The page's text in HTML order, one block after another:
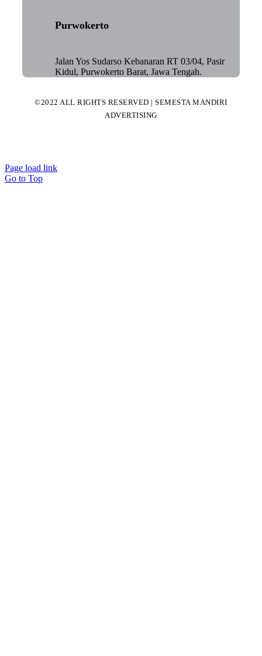
Purwokerto
Jalan Yos Sudarso Kebanaran RT 03/04, Pasir
Kidul, Purwokerto Barat, Jawa Tengah.
©2022 ALL RIGHTS RESERVED | SEMESTA MANDIRI
ADVERTISING
Page load link
Go to Top